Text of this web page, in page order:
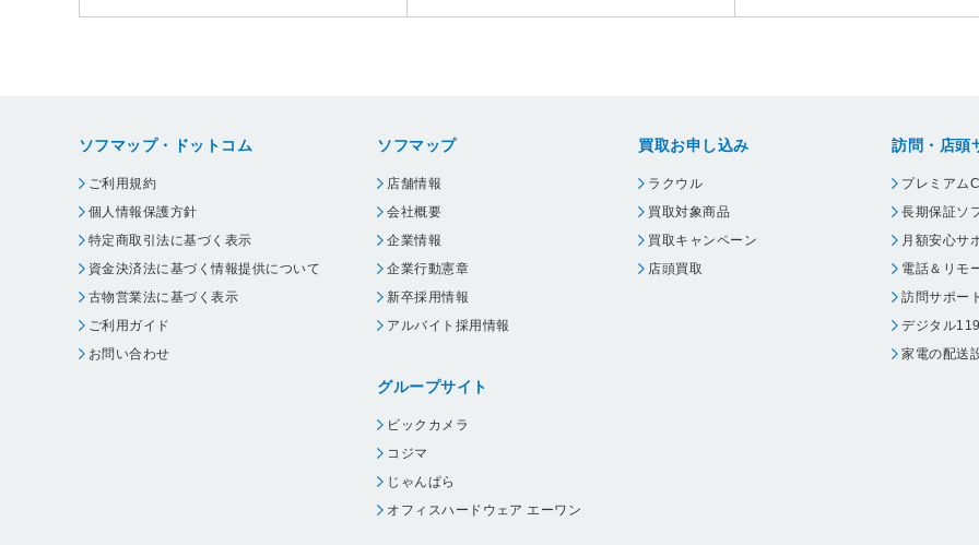
ソフマップ・ドットコム
ご利用規約
個人情報保護方針
特定商取引法に基づく表示
資金決済法に基づく情報提供について
古物営業法に基づく表示
ご利用ガイド
お問い合わせ
ソフマップ
店舗情報
会社概要
企業情報
企業行動憲章
新卒採用情報
アルバイト採用情報
グループサイト
ビックカメラ
コジマ
じゃんぱら
オフィスハードウェア エーワン
買取お申し込み
ラクウル
買取対象商品
買取キャンペーン
店頭買取
訪問・店頭
プレミアム
長期保証ソ
月額安心サ
電話＆リモ
訪問サポート
デジタル119
家電の配送